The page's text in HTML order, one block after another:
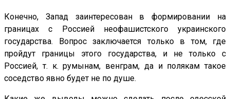
Конечно, Запад заинтересован в формировании на
границах с Россией неофашистского украинского
государства. Вопрос заключается только в том, где
пройдут границы этого государства, и не только с
Россией, т. к. румынам, венграм, да и полякам такое
соседство явно будет не по душе.